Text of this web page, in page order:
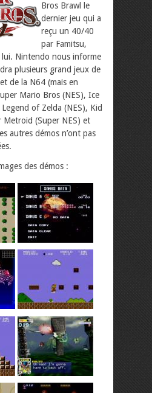
Bros Brawl le
dernier jeu qui a
reçu un 40/40
par Famitsu,
lui. Nintendo nous informe
plusieurs grand jeux de
de la N64 (mais en
Mario Bros (NES), Ice
of Zelda (NES), Kid
Metroid (Super NES) et
autres démos n’ont pas
des démos :